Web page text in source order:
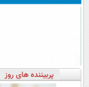
پربیننده های روز